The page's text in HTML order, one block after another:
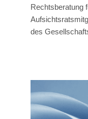
Rechtsberatung
des